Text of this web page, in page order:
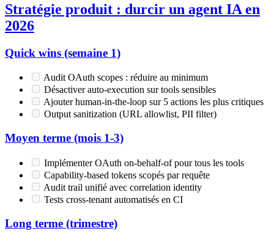
Stratégie produit : durcir un agent IA en
2026
Quick wins (semaine 1)
Audit OAuth scopes : réduire au minimum
Désactiver auto-execution sur tools sensibles
Ajouter human-in-the-loop sur 5 actions les plus critiques
Output sanitization (URL allowlist, PII filter)
Moyen terme (mois 1-3)
Implémenter OAuth on-behalf-of pour tous les tools
Capability-based tokens scopés par requête
Audit trail unifié avec correlation identity
Tests cross-tenant automatisés en CI
Long terme (trimestre)